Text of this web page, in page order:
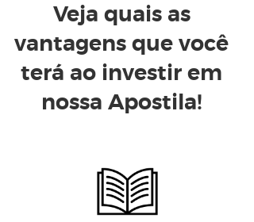
Veja quais as
vantagens que você
terá ao investir em
nossa Apostila!